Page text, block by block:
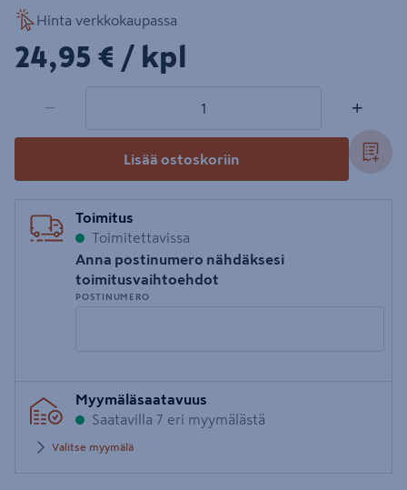
Hinta verkkokaupassa
24,95€/kpl
24,95 € / kpl
− +
Lisää ostoskoriin
Toimitus
Toimitettavissa
Anna postinumero nähdäksesi
toimitusvaihtoehdot
POSTINUMERO
postinumero
Myymäläsaatavuus
Saatavilla 7 eri myymälästä
Valitse myymälä